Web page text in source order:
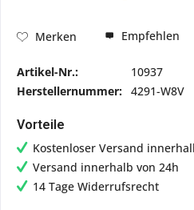
Merken Empfehlen
Artikel-Nr.:
10937
Herstellernummer: 4291-W8V
Vorteile
Kostenloser Versand
Versand innerhalb von 24h
14 Tage Widerrufsrecht